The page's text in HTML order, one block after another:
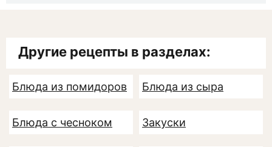
Другие рецепты в разделах:
Блюда из помидоров Блюда из сыра
Блюда с чесноком Закуски